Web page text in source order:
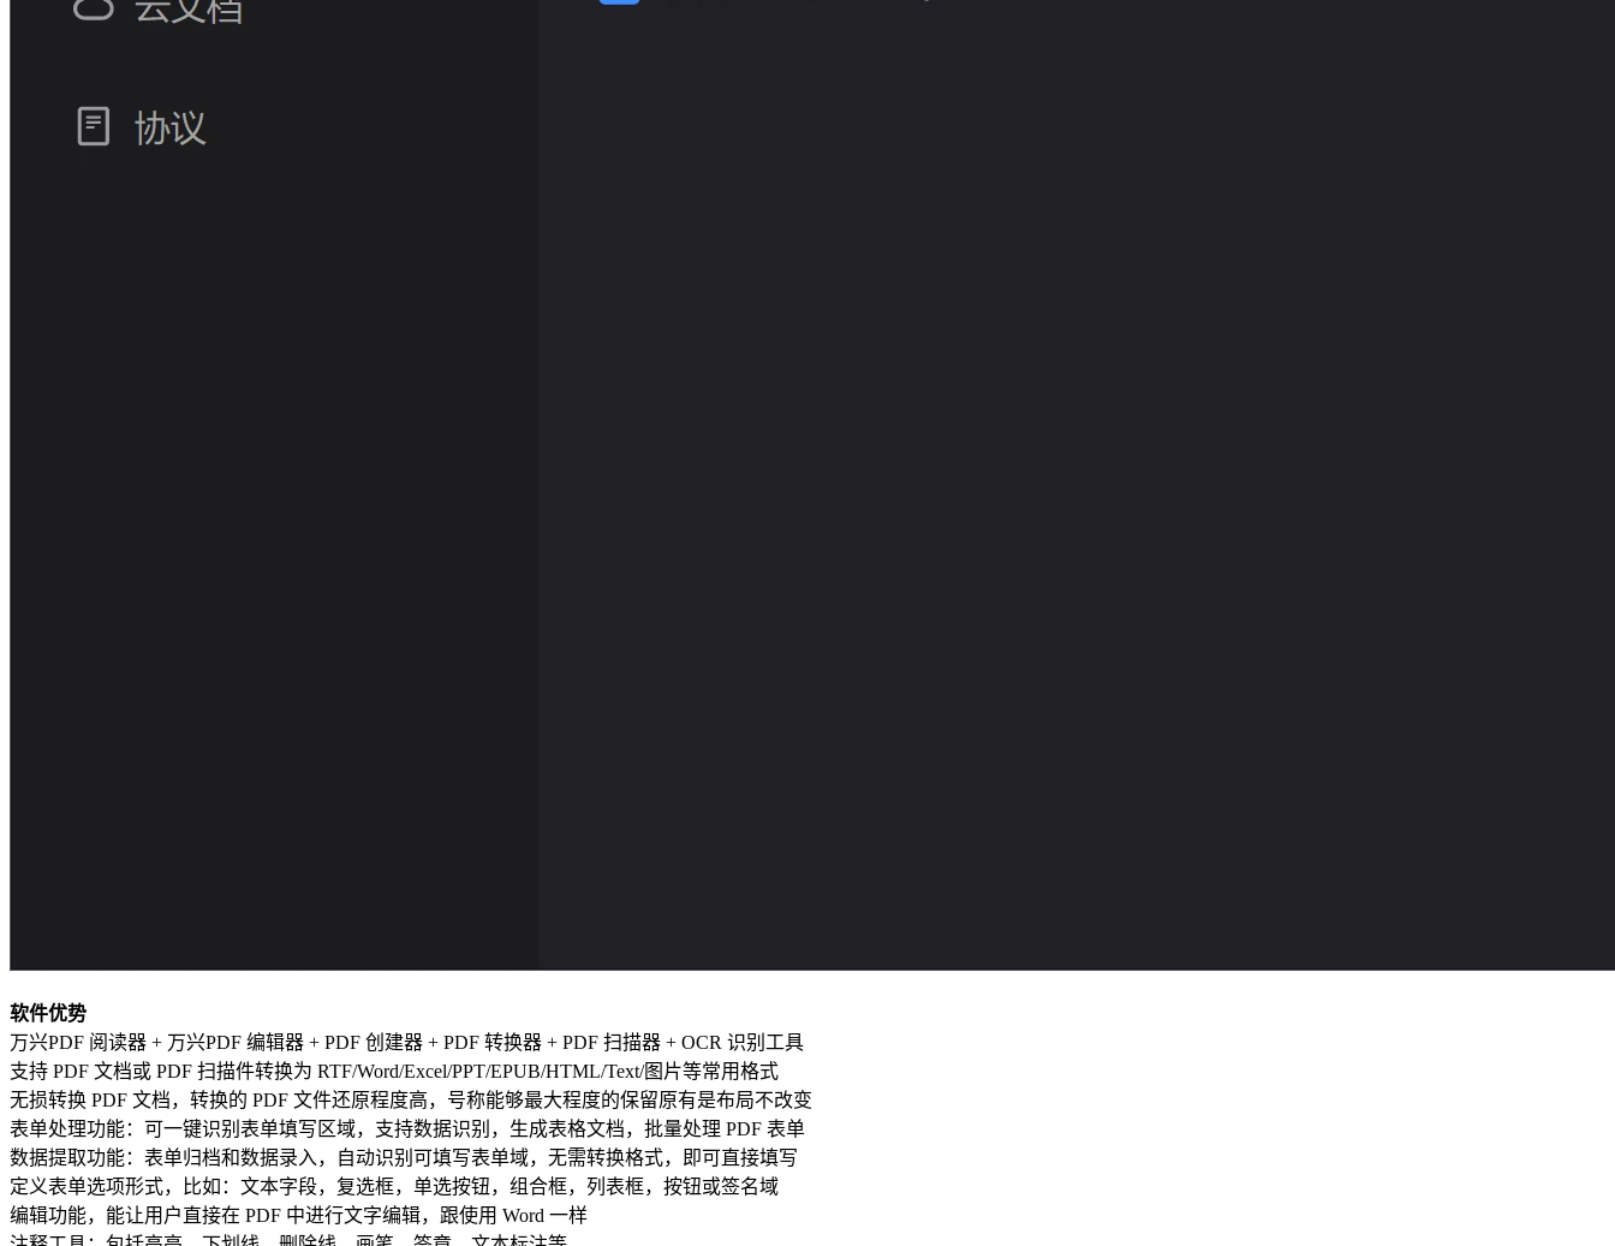
软件优势
万兴PDF 阅读器 + 万兴PDF 编辑器 + PDF 创建器 + PDF 转换器 + PDF 扫描器 + OCR 识别工具
支持 PDF 文档或 PDF 扫描件转换为 RTF/Word/Excel/PPT/EPUB/HTML/Text/图片等常用格式
无损转换 PDF 文档，转换的 PDF 文件还原程度高，号称能够最大程度的保留原有是布局不改变
表单处理功能：可一键识别表单填写区域，支持数据识别，生成表格文档，批量处理 PDF 表单
数据提取功能：表单归档和数据录入，自动识别可填写表单域，无需转换格式，即可直接填写
定义表单选项形式，比如：文本字段，复选框，单选按钮，组合框，列表框，按钮或签名域
编辑功能，能让用户直接在 PDF 中进行文字编辑，跟使用 Word 一样